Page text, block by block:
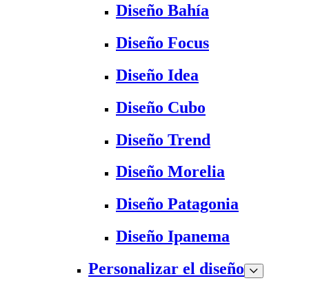
Diseño Bahía
Diseño Focus
Diseño Idea
Diseño Cubo
Diseño Trend
Diseño Morelia
Diseño Patagonia
Diseño Ipanema
Personalizar el diseño